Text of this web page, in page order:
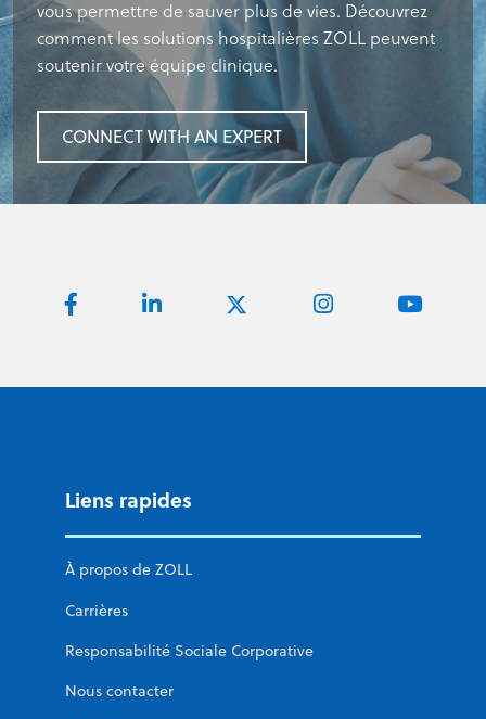
vous permettre de sauver plus de vies. Découvrez
comment les solutions hospitalières ZOLL peuvent
soutenir votre équipe clinique.
CONNECT WITH AN EXPERT
Liens rapides
À propos de ZOLL
Carrières
Responsabilité Sociale Corporative
Nous contacter